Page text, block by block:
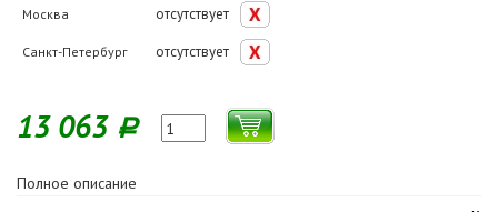
Москва отсутствует
Санкт-Петербург отсутствует
13 063 Р
Полное описание